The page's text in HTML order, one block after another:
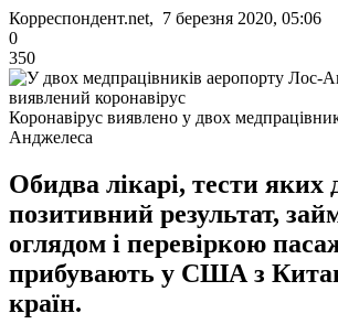
Корреспондент.net, 7 березня 2020, 05:06
0
350
Коронавірус виявлено у двох
Анджелеса
Обидва лікарі, тести яких
позитивний результат,
оглядом і перевіркою
прибувають у США з
країн.